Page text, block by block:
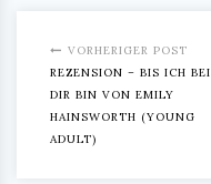
VORHERIGER POST
REZENSION – BIS ICH BEI
DIR BIN VON EMILY
HAINSWORTH (YOUNG
ADULT)